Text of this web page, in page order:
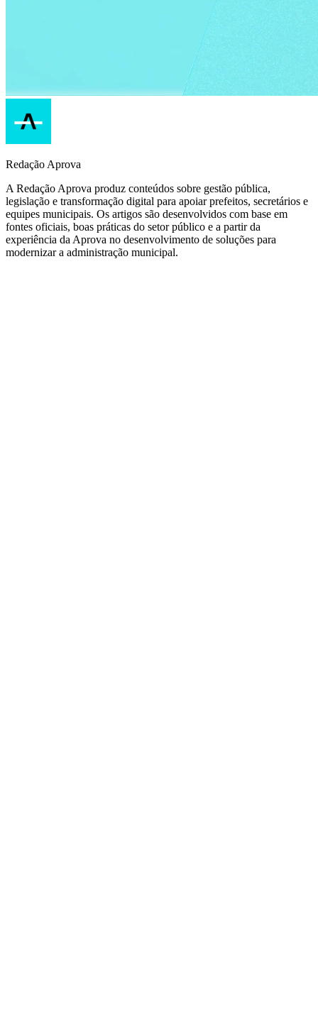
Redação Aprova
A Redação Aprova produz conteúdos sobre gestão pública,
legislação e transformação digital para apoiar prefeitos, secretários e
equipes municipais. Os artigos são desenvolvidos com base em
fontes oficiais, boas práticas do setor público e a partir da
experiência da Aprova no desenvolvimento de soluções para
modernizar a administração municipal.